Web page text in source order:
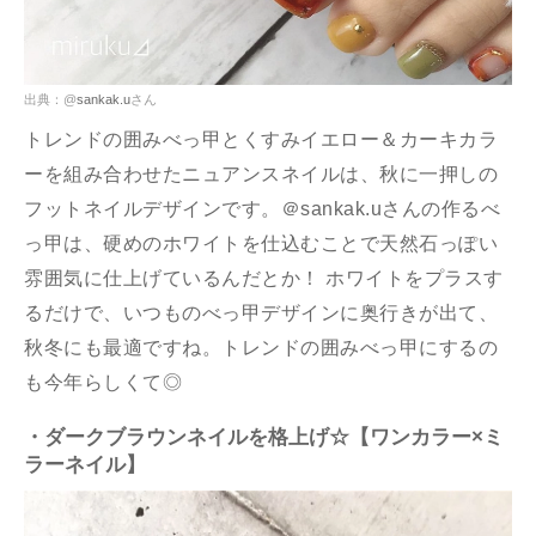
出典：@sankak.uさん
トレンドの囲みべっ甲とくすみイエロー＆カーキカラ
ーを組み合わせたニュアンスネイルは、秋に一押しの
フットネイルデザインです。＠sankak.uさんの作るべ
っ甲は、硬めのホワイトを仕込むことで天然石っぽい
雰囲気に仕上げているんだとか！ ホワイトをプラスす
るだけで、いつものべっ甲デザインに奥行きが出て、
秋冬にも最適ですね。トレンドの囲みべっ甲にするの
も今年らしくて◎
・ダークブラウンネイルを格上げ☆【ワンカラー×ミ
ラーネイル】